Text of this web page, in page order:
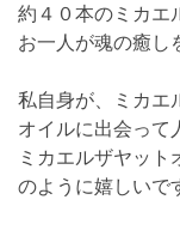
約４０本のミカエ
お一人が魂の癒し
私自身が、ミカエ
オイルに出会って
ミカエルザヤッ
のように嬉しいで